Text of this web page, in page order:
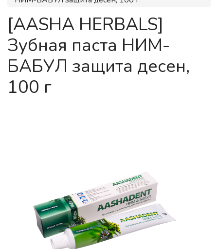
[AASHA HERBALS]
Зубная паста НИМ-
БАБУЛ защита десен,
100 г